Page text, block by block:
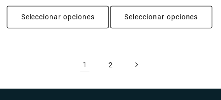
habitual
Seleccionar opciones
habitual
Seleccionar opciones
1 2